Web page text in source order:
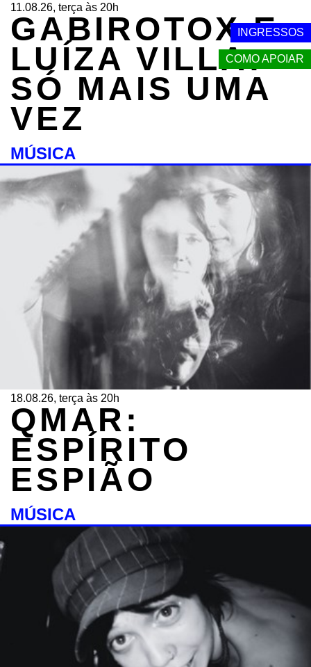
INGRESSOS
COMO APOIAR
11.08.26, terça às 20h
GABIROTOX E
LUÍZA VILLA:
SÓ MAIS UMA
VEZ
MÚSICA
18.08.26, terça às 20h
QMAR:
ESPÍRITO
ESPIÃO
MÚSICA